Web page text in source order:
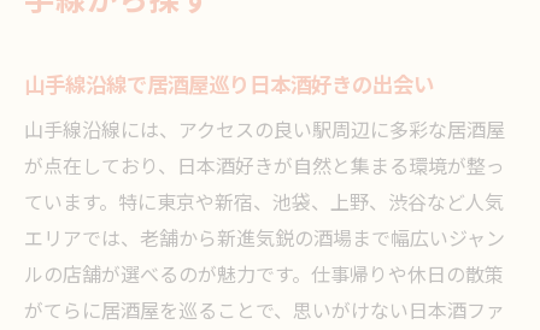
山手線沿線で居酒屋巡り日本酒好きの出会い
山手線沿線には、アクセスの良い駅周辺に多彩な居酒屋
が点在しており、日本酒好きが自然と集まる環境が整っ
ています。特に東京や新宿、池袋、上野、渋谷など人気
エリアでは、老舗から新進気鋭の酒場まで幅広いジャン
ルの店舗が選べるのが魅力です。仕事帰りや休日の散策
がてらに居酒屋を巡ることで、思いがけない日本酒ファ